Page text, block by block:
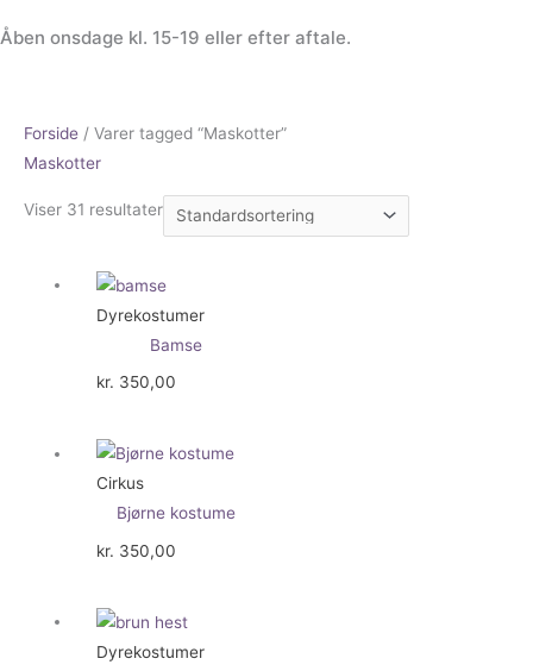
Åben onsdage kl. 15-19 eller efter aftale.
Forside / Varer tagged “Maskotter”
Maskotter
Viser 31 resultater
Dyrekostumer
Bamse
kr. 350,00
Cirkus
Bjørne kostume
kr. 350,00
Dyrekostumer